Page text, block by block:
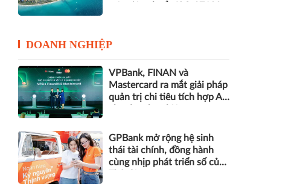
DOANH NGHIỆP
VPBank, FINAN và
Mastercard ra mắt giải pháp
quản trị chi tiêu tích hợp AI
GPBank mở rộng hệ sinh
thái tài chính, đồng hành
cùng nhịp phát triển số của